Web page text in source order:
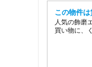
この物件
人気の飾磨
買い物に、